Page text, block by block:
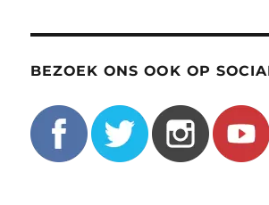
BEZOEK ONS OOK OP